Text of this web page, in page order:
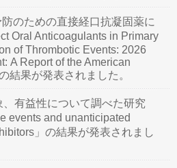
のための直接経口抗凝固薬に
Oral Anticoagulants in Primary
of Thrombotic Events: 2026
A Report of the American
結果が発表されました。
有益性について調べた研究
events and unanticipated
」の結果が発表されまし